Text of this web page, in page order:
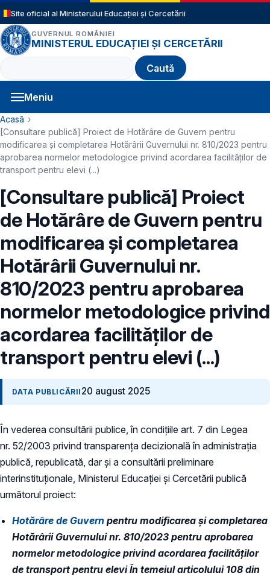
Sari la conținutul principal
Site oficial al Ministerului Educației și Cercetării
GUVERNUL ROMÂNIEI
MINISTERUL EDUCAȚIEI ȘI CERCETĂRII
Caută
Meniu
Navigație principală
Cale de navigare
Acasă
[Consultare publică] Proiect de Hotărâre de Guvern pentru
modificarea și completarea Hotărârii Guvernului nr. 810/2023 pentru
aprobarea normelor metodologice privind acordarea facilităților de
transport pentru elevi (...)
[Consultare publică] Proiect
de Hotărâre de Guvern pentru
modificarea și completarea
Hotărârii Guvernului nr.
810/2023 pentru aprobarea
normelor metodologice privind
acordarea facilităților de
transport pentru elevi (...)
DATA PUBLICĂRII 20 august 2025
În vederea consultării publice, în condiţiile art. 7 din Legea
nr. 52/2003 privind transparenţa decizională în administraţia
publică, republicată, dar și a consultării preliminare
interinstituționale, Ministerul Educaţiei și Cercetării publică
următorul proiect:
Hotărâre de Guvern pentru modificarea și completarea
Hotărârii Guvernului nr. 810/2023 pentru aprobarea
normelor metodologice privind acordarea facilităților
de transport pentru elevi În temeiul articolului 108 din